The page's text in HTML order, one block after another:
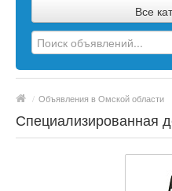
Все
/ Объявления в Омской области
Специализированная